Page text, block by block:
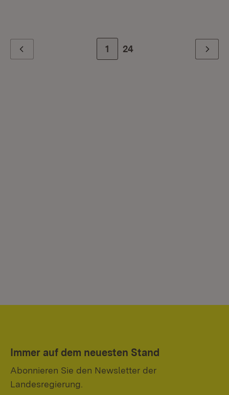
Zur Seite
1 Zur letzten Seite
24 Weiter
Immer auf dem neuesten Stand
Abonnieren Sie den Newsletter der
Landesregierung.